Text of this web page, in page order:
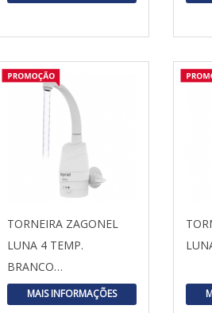
TORNEIRA ZAGONEL
LUNA 4 TEMP.
BRANCO…
MAIS INFORMAÇÕES